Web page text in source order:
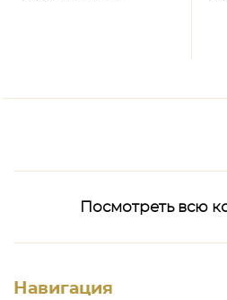
Посмотреть всю
Навигация